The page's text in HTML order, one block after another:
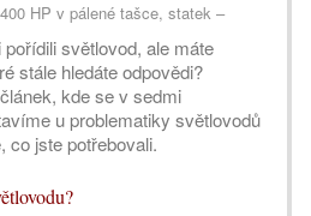
HP v pálené tašce, statek –
světlovod, ale máte
stále hledáte odpovědi?
kde se v sedmi
u problematiky světlovodů
co jste potřebovali.